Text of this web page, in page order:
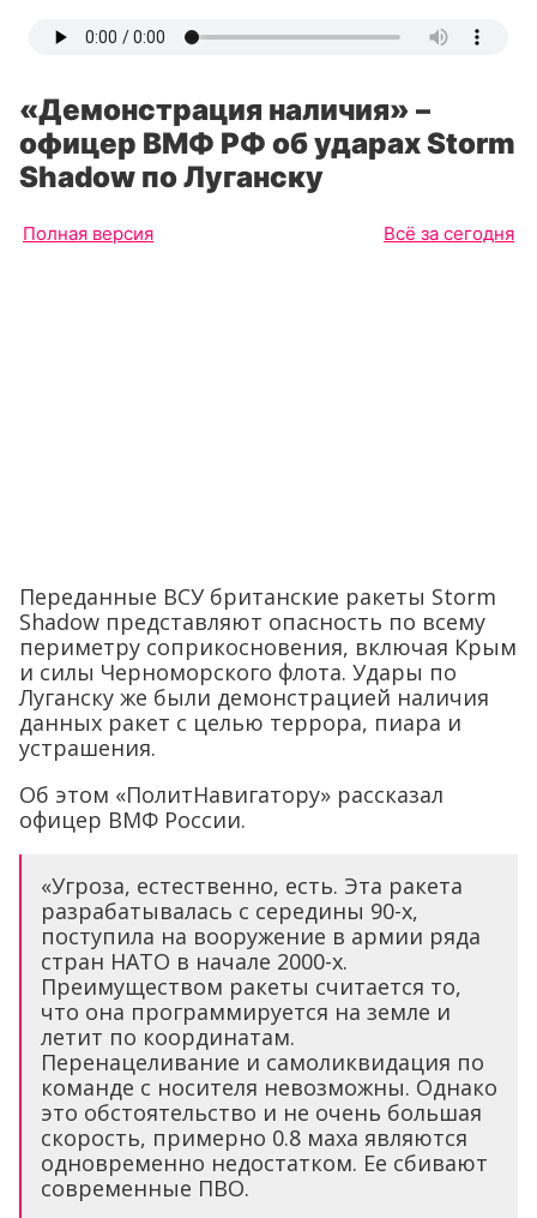
«Демонстрация наличия» –
офицер ВМФ РФ об ударах Storm
Shadow по Луганску
Полная версия Всё за сегодня
Переданные ВСУ британские ракеты Storm
Shadow представляют опасность по всему
периметру соприкосновения, включая Крым
и силы Черноморского флота. Удары по
Луганску же были демонстрацией наличия
данных ракет с целью террора, пиара и
устрашения.
Об этом «ПолитНавигатору» рассказал
офицер ВМФ России.
«Угроза, естественно, есть. Эта ракета
разрабатывалась с середины 90-х,
поступила на вооружение в армии ряда
стран НАТО в начале 2000-х.
Преимуществом ракеты считается то,
что она программируется на земле и
летит по координатам.
Перенацеливание и самоликвидация по
команде с носителя невозможны. Однако
это обстоятельство и не очень большая
скорость, примерно 0.8 маха являются
одновременно недостатком. Ее сбивают
современные ПВО.